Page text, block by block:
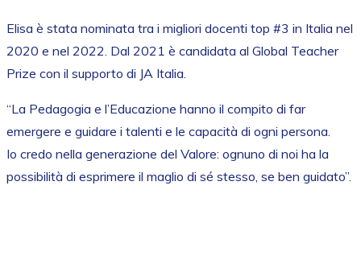
Elisa è stata nominata tra i migliori docenti top #3 in Italia nel
2020 e nel 2022. Dal 2021 è candidata al Global Teacher
Prize con il supporto di JA Italia.
“La Pedagogia e l’Educazione hanno il compito di far
emergere e guidare i talenti e le capacità di ogni persona.
Io credo nella generazione del Valore: ognuno di noi ha la
possibilità di esprimere il maglio di sé stesso, se ben guidato”.